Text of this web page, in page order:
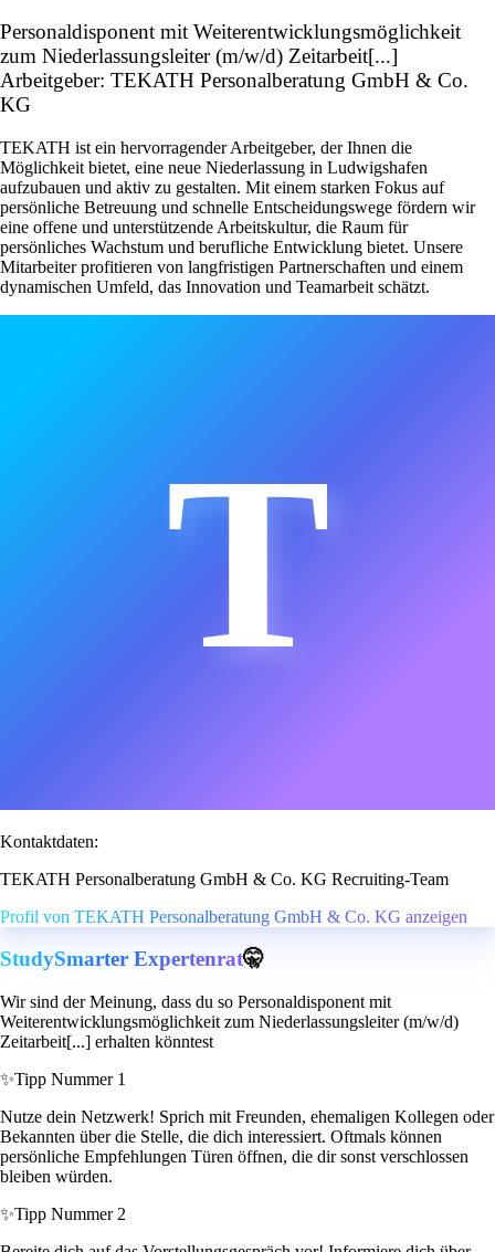
Personaldisponent mit Weiterentwicklungsmöglichkeit
zum Niederlassungsleiter (m/w/d) Zeitarbeit[...]
Arbeitgeber: TEKATH Personalberatung GmbH & Co.
KG
TEKATH ist ein hervorragender Arbeitgeber, der Ihnen die
Möglichkeit bietet, eine neue Niederlassung in Ludwigshafen
aufzubauen und aktiv zu gestalten. Mit einem starken Fokus auf
persönliche Betreuung und schnelle Entscheidungswege fördern wir
eine offene und unterstützende Arbeitskultur, die Raum für
persönliches Wachstum und berufliche Entwicklung bietet. Unsere
Mitarbeiter profitieren von langfristigen Partnerschaften und einem
dynamischen Umfeld, das Innovation und Teamarbeit schätzt.
T
Kontaktdaten:
TEKATH Personalberatung GmbH & Co. KG Recruiting-Team
Profil von TEKATH Personalberatung GmbH & Co. KG anzeigen
StudySmarter Expertenrat🤫
Wir sind der Meinung, dass du so Personaldisponent mit
Weiterentwicklungsmöglichkeit zum Niederlassungsleiter (m/w/d)
Zeitarbeit[...] erhalten könntest
✨Tipp Nummer 1
Nutze dein Netzwerk! Sprich mit Freunden, ehemaligen Kollegen oder
Bekannten über die Stelle, die dich interessiert. Oftmals können
persönliche Empfehlungen Türen öffnen, die dir sonst verschlossen
bleiben würden.
✨Tipp Nummer 2